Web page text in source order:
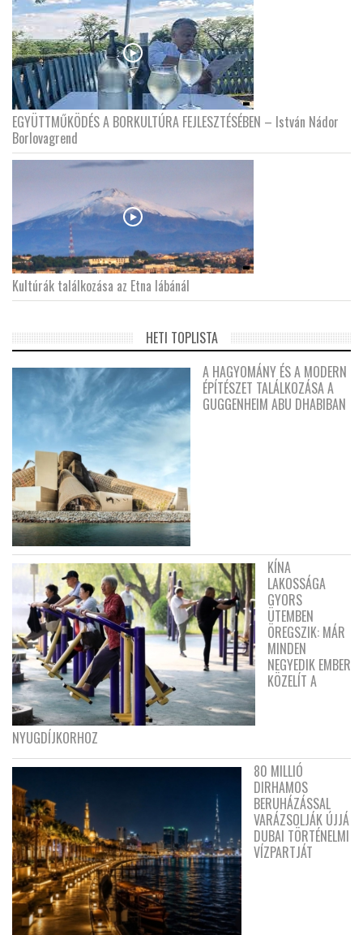
EGYÜTTMŰKÖDÉS A BORKULTÚRA FEJLESZTÉSÉBEN – István Nádor
Borlovagrend
Kultúrák találkozása az Etna lábánál
HETI TOPLISTA
A HAGYOMÁNY ÉS A MODERN
ÉPÍTÉSZET TALÁLKOZÁSA A
GUGGENHEIM ABU DHABIBAN
KÍNA
LAKOSSÁGA
GYORS
ÜTEMBEN
ÖREGSZIK: MÁR
MINDEN
NEGYEDIK EMBER
KÖZELÍT A
NYUGDÍJKORHOZ
80 MILLIÓ
DIRHAMOS
BERUHÁZÁSSAL
VARÁZSOLJÁK ÚJJÁ
DUBAI TÖRTÉNELMI
VÍZPARTJÁT